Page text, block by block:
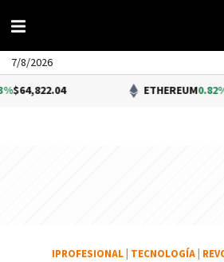
7/8/2026
ETHEREUM0.82%$1,913.21
IPROFESIONAL TECNOLOGÍA